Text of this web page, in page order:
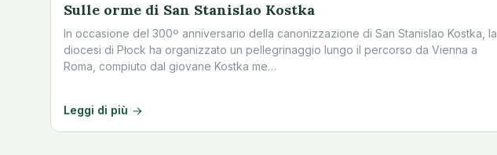
Sulle orme di San Stanislao Kostka
In occasione del 300º anniversario della canonizzazione di San Stanislao Kostka, la
diocesi di Płock ha organizzato un pellegrinaggio lungo il percorso da Vienna a
Roma, compiuto dal giovane Kostka me…
Leggi di più